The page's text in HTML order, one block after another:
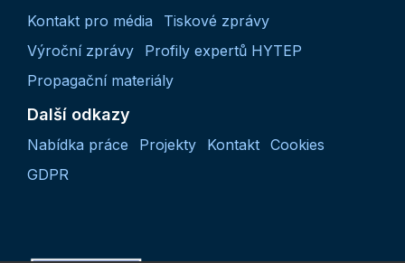
Kontakt pro média
Tiskové zprávy
Výroční zprávy
Profily expertů HYTEP
Propagační materiály
Další odkazy
Nabídka práce Projekty Kontakt Cookies
GDPR